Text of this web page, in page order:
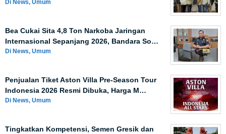
Di News, Umum
Bea Cukai Sita 4,8 Ton Narkoba Jaringan
Internasional Sepanjang 2026, Bandara So…
Di News, Umum
Penjualan Tiket Aston Villa Pre-Season Tour
Indonesia 2026 Resmi Dibuka, Harga M…
Di News, Umum
Tingkatkan Kompetensi, Semen Gresik dan